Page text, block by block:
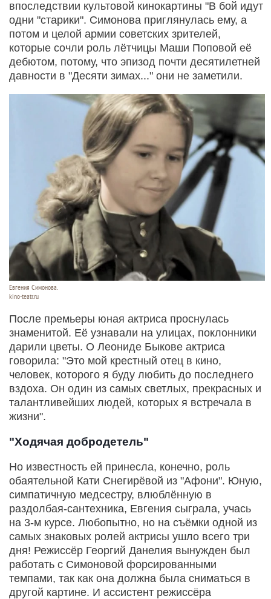
впоследствии культовой кинокартины "В бой идут
одни "старики". Симонова приглянулась ему, а
потом и целой армии советских зрителей,
которые сочли роль лётчицы Маши Поповой её
дебютом, потому, что эпизод почти десятилетней
давности в "Десяти зимах..." они не заметили.
Евгения Симонова.
kino-teatr.ru
После премьеры юная актриса проснулась
знаменитой. Её узнавали на улицах, поклонники
дарили цветы. О Леониде Быкове актриса
говорила: "Это мой крестный отец в кино,
человек, которого я буду любить до последнего
вздоха. Он один из самых светлых, прекрасных и
талантливейших людей, которых я встречала в
жизни".
"Ходячая добродетель"
Но известность ей принесла, конечно, роль
обаятельной Кати Снегирёвой из "Афони". Юную,
симпатичную медсестру, влюблённую в
раздолбая-сантехника, Евгения сыграла, учась
на 3-м курсе. Любопытно, но на съёмки одной из
самых знаковых ролей актрисы ушло всего три
дня! Режиссёр Георгий Данелия вынужден был
работать с Симоновой форсированными
темпами, так как она должна была сниматься в
другой картине. И ассистент режиссёра